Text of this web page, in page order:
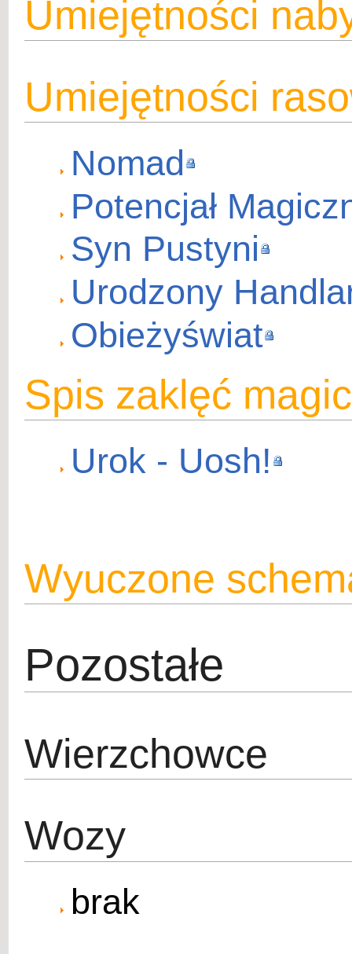
Umiejętności
Umiejętności
Nomad
Potencjał
Syn Pustyni
Urodzony
Obieżyświat
Spis zaklęć
Urok - Uosh!
Wyuczone
Pozostałe
Wierzchowce
Wozy
brak